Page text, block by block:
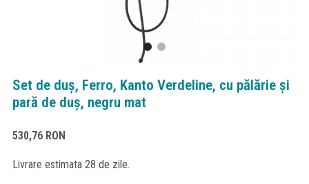
Set de duș, Ferro, Kanto Verdeline, cu pălărie și
pară de duș, negru mat
530,76 RON
Livrare estimata 28 de zile.